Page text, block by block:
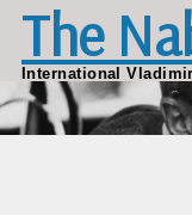
Skip to main content
The
International